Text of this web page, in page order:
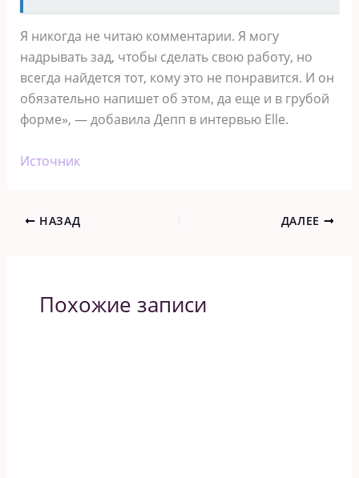
Я никогда не читаю комментарии. Я могу
надрывать зад, чтобы сделать свою работу, но
всегда найдется тот, кому это не понравится. И он
обязательно напишет об этом, да еще и в грубой
форме», — добавила Депп в интервью Elle.
Источник
НАЗАД ДАЛЕЕ
Похожие записи